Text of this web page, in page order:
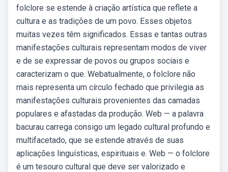
folclore se estende à criação artística que reflete a
cultura e as tradições de um povo. Esses objetos
muitas vezes têm significados. Essas e tantas outras
manifestações culturais representam modos de viver
e de se expressar de povos ou grupos sociais e
caracterizam o que. Webatualmente, o folclore não
mais representa um círculo fechado que privilegia as
manifestações culturais provenientes das camadas
populares e afastadas da produção. Web — a palavra
bacurau carrega consigo um legado cultural profundo e
multifacetado, que se estende através de suas
aplicações linguísticas, espirituais e. Web — o folclore
é um tesouro cultural que deve ser valorizado e